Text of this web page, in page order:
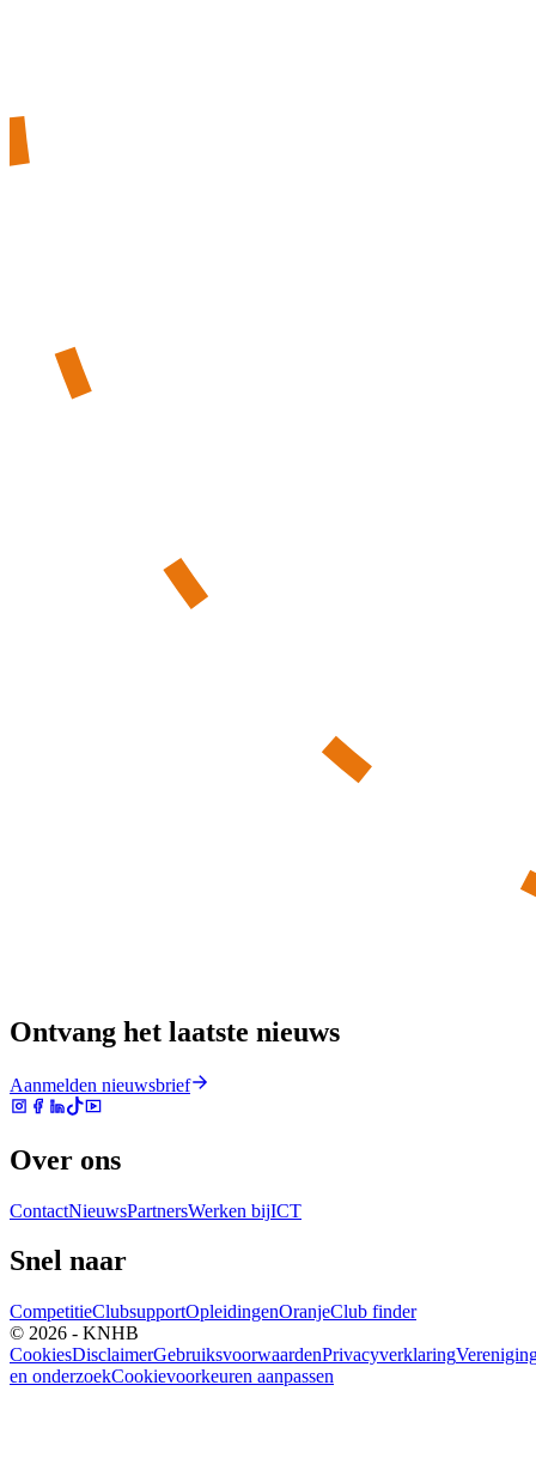
Ontvang het laatste nieuws
Aanmelden nieuwsbrief
Over ons
ContactNieuwsPartnersWerken bijICT
Snel naar
CompetitieClubsupportOpleidingenOranjeClub finder
© 2026 - KNHB
CookiesDisclaimerGebruiksvoorwaardenPrivacyverklaring
en onderzoekCookievoorkeuren aanpassen